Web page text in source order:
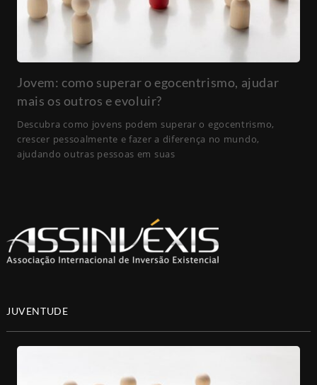
Jovem: como superar o egocentrismo, ajudar
mais os outros e evoluir?
Descubra como jovens podem superar o egocentrismo,
crescer pessoalmente e fazer a diferença no mundo,
ajudando outras pessoas em suas
JUVENTUDE